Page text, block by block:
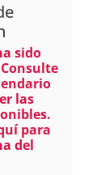
sido
las
para
del